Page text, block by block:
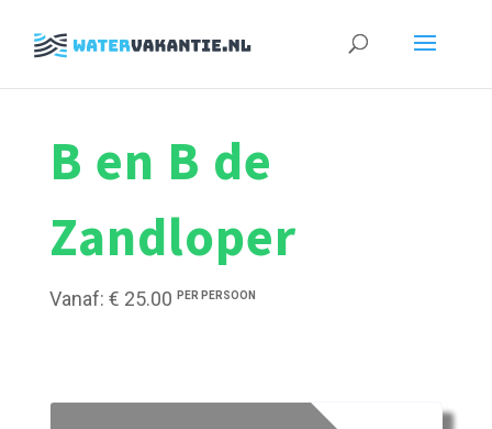
Zoeken
B en B de
Zandloper
Vanaf: € 25.00 PER PERSOON